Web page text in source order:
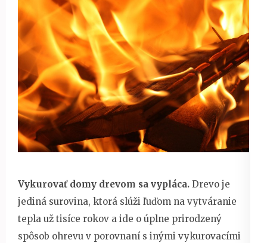
Vykurovať domy drevom sa vypláca. Drevo je
jediná surovina, ktorá slúži ľuďom na vytváranie
tepla už tisíce rokov a ide o úplne prirodzený
spôsob ohrevu v porovnaní s inými vykurovacími